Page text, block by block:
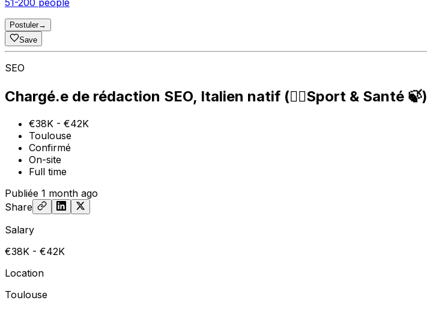
51-200 people
Postuler→
Save
SEO
Chargé.e de rédaction SEO, Italien natif (🏃‍♀️Sport & Santé 🍃)
€38K - €42K
Toulouse
Confirmé
On-site
Full time
Publiée 1 month ago
Share
Salary
€38K - €42K
Location
Toulouse